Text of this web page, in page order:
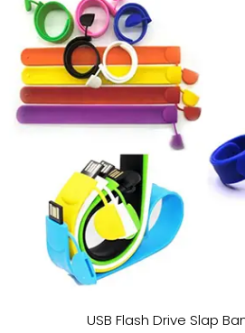
USB Flash Drive Slap